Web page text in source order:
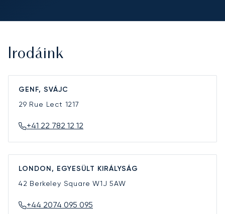
Irodáink
GENF, SVÁJC
29 Rue Lect 1217
+41 22 782 12 12
LONDON, EGYESÜLT KIRÁLYSÁG
42 Berkeley SquareW1J 5AW
+44 2074 095 095